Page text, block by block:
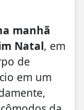
manhã
Natal, em
de
em um